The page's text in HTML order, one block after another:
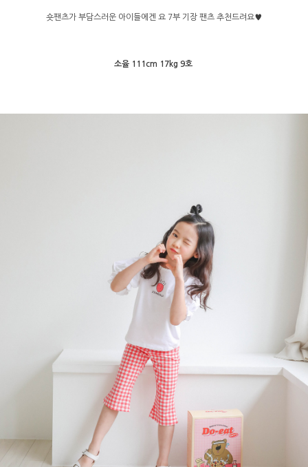
숏팬츠가 부담스러운 아이들에겐 요 7부 기장 팬츠 추천드려요♥
소율 111cm 17kg 9호